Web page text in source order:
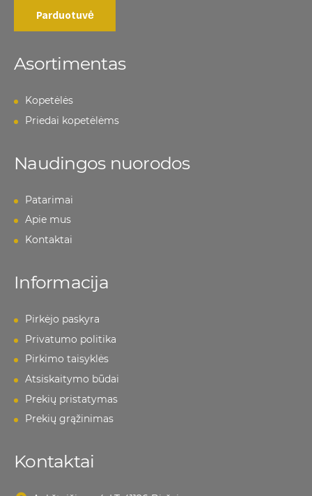
Parduotuvė
Asortimentas
Kopetėlės
Priedai kopetėlėms
Naudingos nuorodos
Patarimai
Apie mus
Kontaktai
Informacija
Pirkėjo paskyra
Privatumo politika
Pirkimo taisyklės
Atsiskaitymo būdai
Prekių pristatymas
Prekių grąžinimas
Kontaktai